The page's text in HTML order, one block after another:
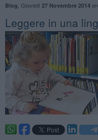
Blog Giovedì 27 Novembre 2014
Leggere in una